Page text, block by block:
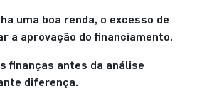
uma boa renda, o excesso de
a aprovação do financiamento.
finanças antes da análise
diferença.